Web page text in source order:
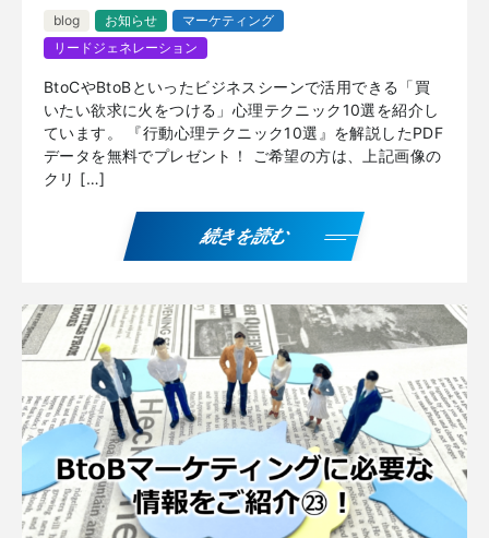
blog
お知らせ
マーケティング
リードジェネレーション
BtoCやBtoBといったビジネスシーンで活用できる「買
いたい欲求に火をつける」心理テクニック10選を紹介し
ています。 『行動心理テクニック10選』を解説したPDF
データを無料でプレゼント！ ご希望の方は、上記画像の
クリ […]
続きを読む